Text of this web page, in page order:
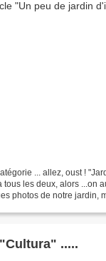
... allez, oust !
tous les deux, alors ...on
photos de notre jardin,
.....